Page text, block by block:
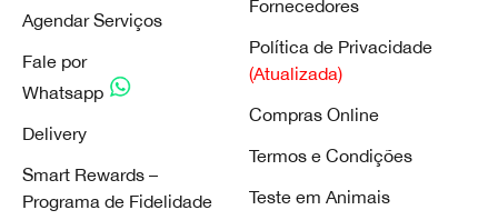
Agendar Serviços
Fale por
Whatsapp
Delivery
Smart Rewards –
Programa de Fidelidade
Fornecedores
Política de Privacidade
(Atualizada)
Compras Online
Termos e Condições
Teste em Animais